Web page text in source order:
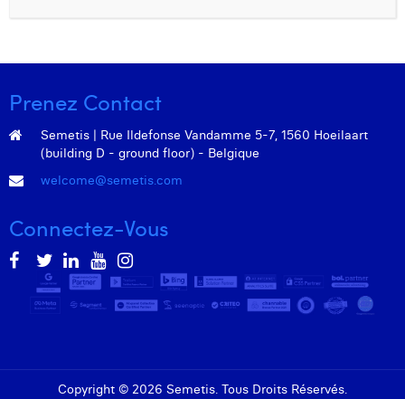
Prenez Contact
Semetis | Rue Ildefonse Vandamme 5-7, 1560 Hoeilaart
(building D - ground floor) - Belgique
welcome@semetis.com
Connectez-Vous
Copyright © 2026 Semetis. Tous Droits Réservés.